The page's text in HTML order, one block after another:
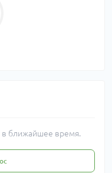
в ближайшее время.